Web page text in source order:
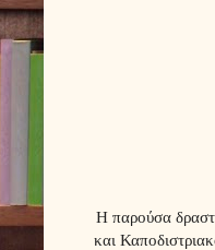
Η παρούσα
και